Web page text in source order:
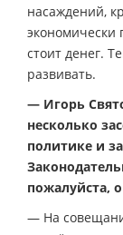
насаждений,
экономически
стоит денег.
развивать.
— Игорь
несколько
политике и
пожалуйста,
— На